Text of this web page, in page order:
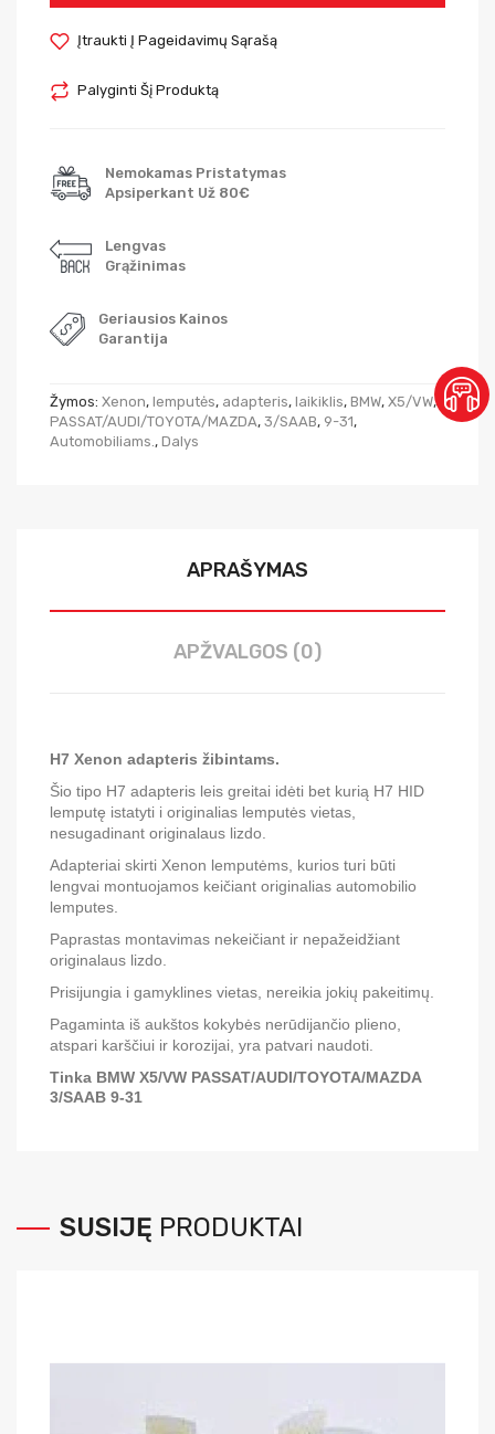
Įtraukti Į Pageidavimų Sąrašą
Palyginti Šį Produktą
Nemokamas Pristatymas
Apsiperkant Už 80€
Lengvas
Grąžinimas
Geriausios Kainos
Garantija
Žymos: Xenon, lemputės, adapteris, laikiklis, BMW, X5/VW,
PASSAT/AUDI/TOYOTA/MAZDA, 3/SAAB, 9-31,
Automobiliams., Dalys
APRAŠYMAS
APŽVALGOS (0)
H7 Xenon adapteris žibintams.
Šio tipo H7 adapteris leis greitai idėti bet kurią H7 HID
lemputę istatyti i originalias lemputės vietas,
nesugadinant originalaus lizdo.
Adapteriai skirti Xenon lemputėms, kurios turi būti
lengvai montuojamos keičiant originalias automobilio
lemputes.
Paprastas montavimas nekeičiant ir nepažeidžiant
originalaus lizdo.
Prisijungia i gamyklines vietas, nereikia jokių pakeitimų.
Pagaminta iš aukštos kokybės nerūdijančio plieno,
atspari karščiui ir korozijai, yra patvari naudoti.
Tinka BMW X5/VW PASSAT/AUDI/TOYOTA/MAZDA
3/SAAB 9-31
SUSIJĘ PRODUKTAI